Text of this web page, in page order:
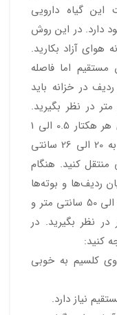
گیاه دارویی
دارد. در این روش
هوای آزاد بکارید.
اما فاصله
در خزانه باید
30 الی 40 سانتی متر در نظر بگیرید.
میزان بذر مورد نیاز در این روش برای هر هکتار 0.5 الی 1
کیلوگرم است. زمانی که ارتفاع نشاها به 20 الی 26 سانتی
منتقل کنید. هنگام
ردیف‌ها و بوته‌ها
توجه داشته باشید. بین هر دو بوته 40 الی 50 سانتی متر و
80 سانتی متر در نظر بگیرید. در
کنید:
کلسیم به خوبی
نیاز دارد.